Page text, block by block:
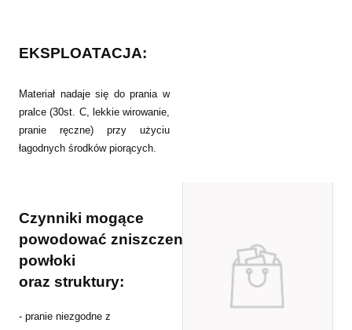
EKSPLOATACJA:
Materiał nadaje się do prania w
pralce (30st. C, lekkie wirowanie,
pranie ręczne) przy użyciu
łagodnych środków piorących.
Czynniki mogące
powodować zniszczenie
powłoki
oraz struktury:
- pranie niezgodne z